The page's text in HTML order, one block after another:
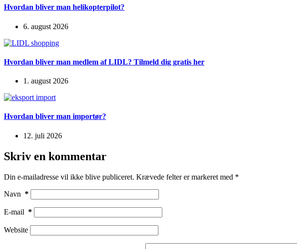
Hvordan bliver man helikopterpilot?
6. august 2026
Hvordan bliver man medlem af LIDL? Tilmeld dig gratis her
1. august 2026
Hvordan bliver man importør?
12. juli 2026
Skriv en kommentar
Din e-mailadresse vil ikke blive publiceret. Krævede felter er markeret med *
Navn *
E-mail *
Website